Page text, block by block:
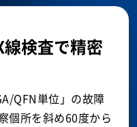
検査で精密
QFN単位」の故障
個所を斜め60度から